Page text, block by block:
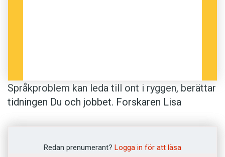
Språkproblem kan leda till ont i ryggen, berättar
tidningen Du och jobbet. Forskaren Lisa
fem industrier. Kvinnorna i industrin har ofta
Redan prenumerant? Logga in för att läsa